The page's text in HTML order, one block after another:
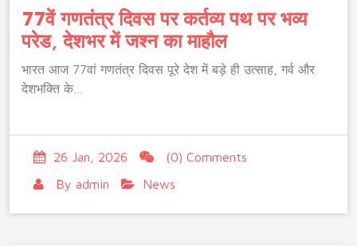
77वें गणतंत्र दिवस पर कर्तव्य पथ पर भव्य
परेड, देशभर में जश्न का माहौल
भारत आज 77वां गणतंत्र दिवस पूरे देश में बड़े ही उत्साह, गर्व और
देशभक्ति के…
26 Jan, 2026
(0) Comments
By admin News